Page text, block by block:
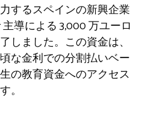
するスペインの新興企業
主導による 3,000 万ユーロ
しました。この資金は、
な金利での分割払いベー
の教育資金へのアクセス
。